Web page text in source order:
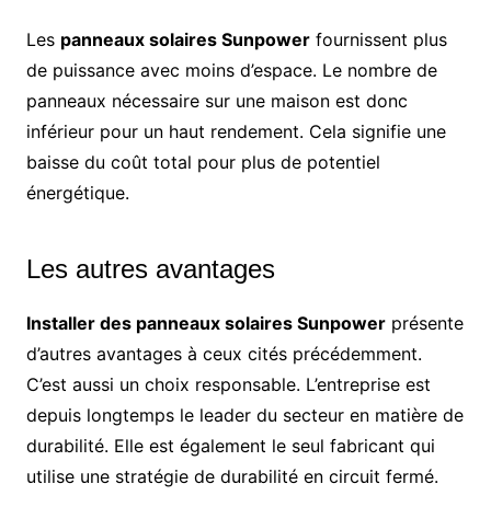
Les panneaux solaires Sunpowerfournissent plus
de puissance avec moins d’espace. Le nombre de
panneaux nécessaire sur une maison est donc
inférieur pour un haut rendement. Cela signifie une
baisse du coût total pour plus de potentiel
énergétique.
Les autres avantages
Installer des panneaux solaires Sunpowerprésente
d’autres avantages à ceux cités précédemment.
C’est aussi un choix responsable. L’entreprise est
depuis longtemps le leader du secteur en matière de
durabilité. Elle est également le seul fabricant qui
utilise une stratégie de durabilité en circuit fermé.